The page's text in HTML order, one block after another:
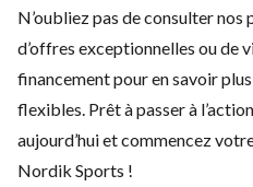
N’oubliez pas de consulter nos
d’offres exceptionnelles ou de
financementpour en savoir
flexibles. Prêt à passer à
aujourd’hui et commencez
Nordik Sports !